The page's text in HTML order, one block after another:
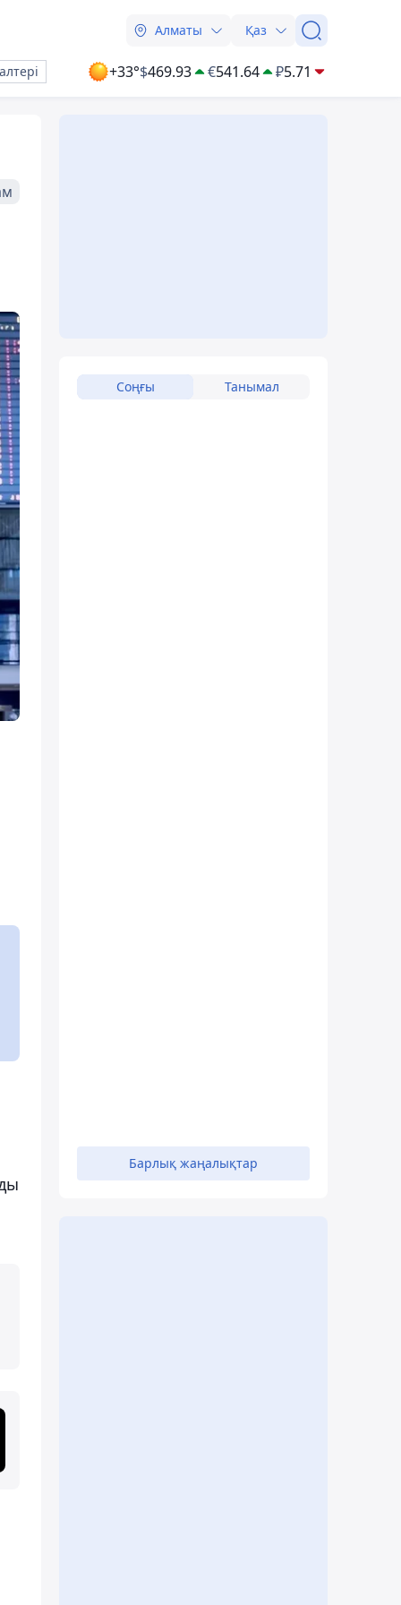
Алматы Қаз
+33°$469.93 €541.64 ₽5.71
Соңғы Танымал
Барлық жаңалықтар